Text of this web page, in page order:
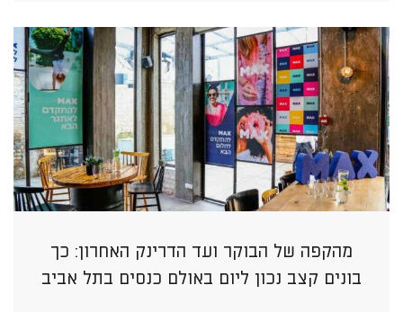
מהקפה של הבוקר ועד הדרינק האחרון: כך
בונים קצב נכון ליום באולם כנסים בתל אביב